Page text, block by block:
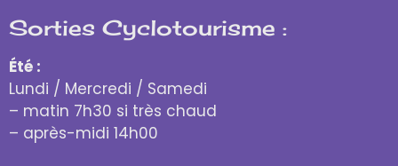
Sorties Cyclotourisme :
Été :
Lundi / Mercredi / Samedi
– matin 7h30 si très chaud
– après-midi 14h00